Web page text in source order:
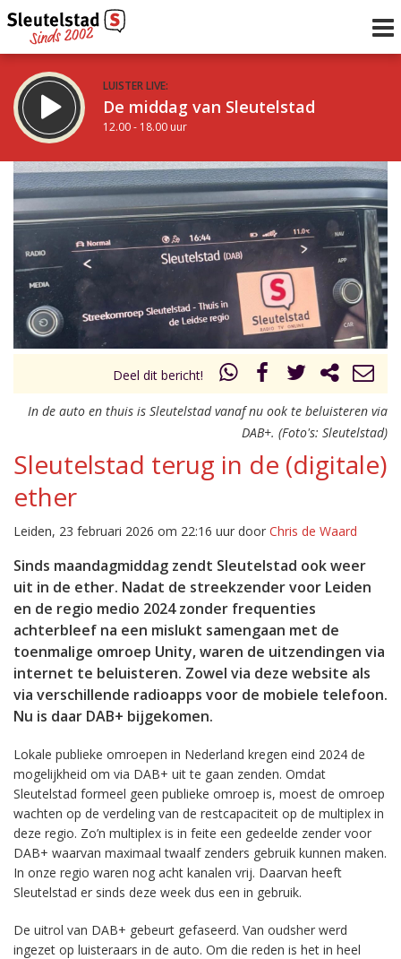
LUISTER LIVE:
De middag van Sleutelstad
12.00 - 18.00 uur
STRAKS:
De vrijdagavond met Keanu
18.00 - 19.00 uur
Vorig uur
uur 1 van 0 Volgend uur
Deel dit bericht!
In de auto en thuis is Sleutelstad vanaf nu ook te beluisteren via
DAB+. (Foto's: Sleutelstad)
Sleutelstad terug in de (digitale)
ether
Leiden, 23 februari 2026 om 22:16 uur door Chris de Waard
Sinds maandagmiddag zendt Sleutelstad ook weer
uit in de ether. Nadat de streekzender voor Leiden
en de regio medio 2024 zonder frequenties
achterbleef na een mislukt samengaan met de
toenmalige omroep Unity, waren de uitzendingen via
internet te beluisteren. Zowel via deze website als
via verschillende radioapps voor de mobiele telefoon.
Nu is daar DAB+ bijgekomen.
Lokale publieke omroepen in Nederland kregen eind 2024 de
mogelijkheid om via DAB+ uit te gaan zenden. Omdat
Sleutelstad formeel geen publieke omroep is, moest de omroep
wachten op de verdeling van de restcapaciteit op de multiplex in
deze regio. Zo’n multiplex is in feite een gedeelde zender voor
DAB+ waarvan maximaal twaalf zenders gebruik kunnen maken.
In onze regio waren nog acht kanalen vrij. Daarvan heeft
Sleutelstad er sinds deze week dus een in gebruik.
De uitrol van DAB+ gebeurt gefaseerd. Van oudsher werd
ingezet op luisteraars in de auto. Om die reden is het in heel